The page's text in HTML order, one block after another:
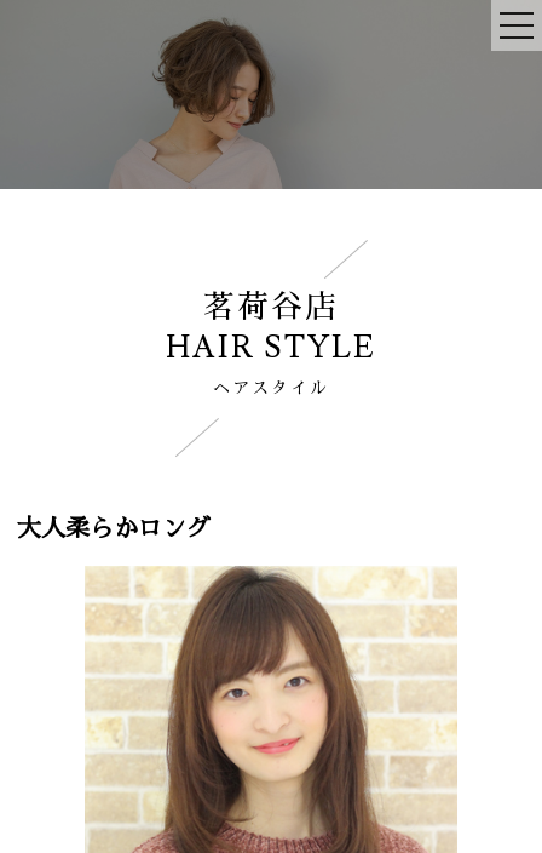
茗荷谷店
HAIR STYLE
ヘアスタイル
大人柔らかロング